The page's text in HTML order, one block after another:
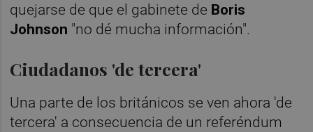
quejarse de que el gabinete de Boris
Johnson "no dé mucha información".
Ciudadanos 'de tercera'
Una parte de los británicos se ven ahora 'de
tercera' a consecuencia de un referéndum